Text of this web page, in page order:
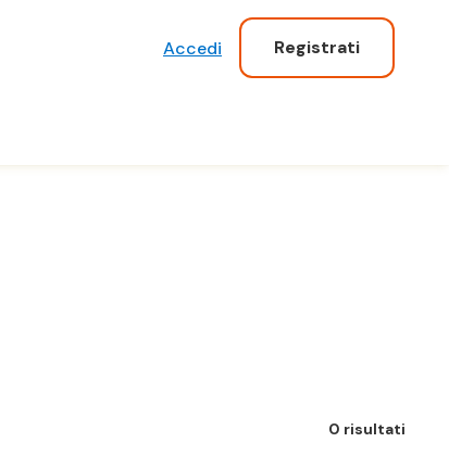
Accedi Registrati
0 risultati